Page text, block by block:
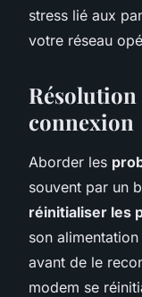
stress lié aux
votre réseau
Résolution
connexion
Aborder les
souvent par un
réinitialiser les
son
avant de le
modem se